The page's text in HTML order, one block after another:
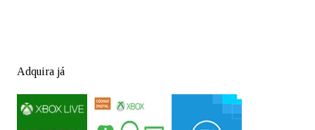
Adquira já